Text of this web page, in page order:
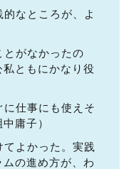
なところが、よ
がなかったの
ともにかなり役
仕事にも使えそ
庸子）
よかった。実践
の進め方が、わ